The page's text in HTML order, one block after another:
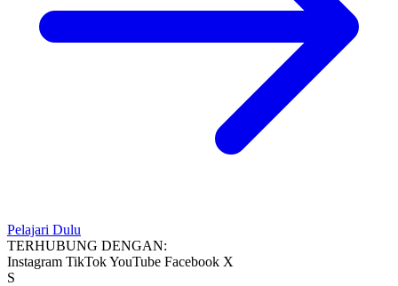
Pelajari Dulu
TERHUBUNG DENGAN:
Instagram TikTokYouTube Facebook X
S